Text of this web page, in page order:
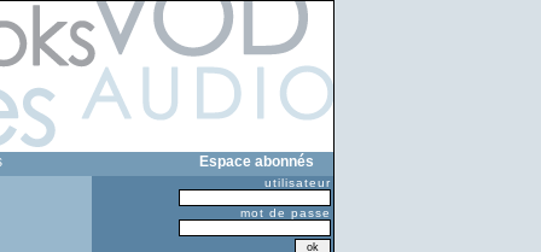
Espace abonnés
utilisateur
mot de passe